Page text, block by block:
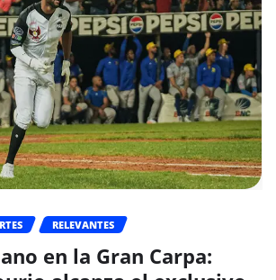
RELEVANTES
en la Gran Carpa: